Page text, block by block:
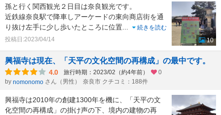
孫と行く関西観光２日目は奈良観光です。
近鉄線奈良駅で降車しアーケードの東向商店街を通
り抜け左手に少し歩いたところに位置
続きを読む
投稿日:2023/04/14
10
興福寺は現在、「天平の文化空間の再構成」の最中です。
4.0 旅行時期：2023/02（約4年前）
0
by nomonomo さん（男性） 奈良市 クチコミ：188件
興福寺は2010年の創建1300年を機に、「天平の文
化空間の再構成」の掛け声の下、境内の建物の再